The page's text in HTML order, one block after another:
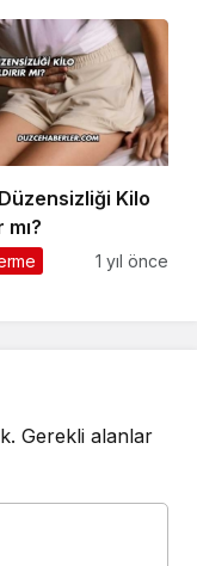
Kilo
mı?
1 yıl önce
Gerekli alanlar